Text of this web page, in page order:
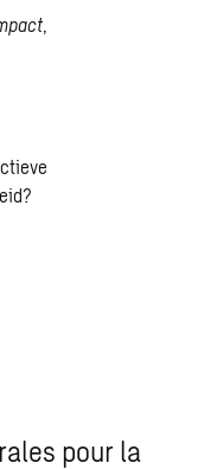
,
pour la